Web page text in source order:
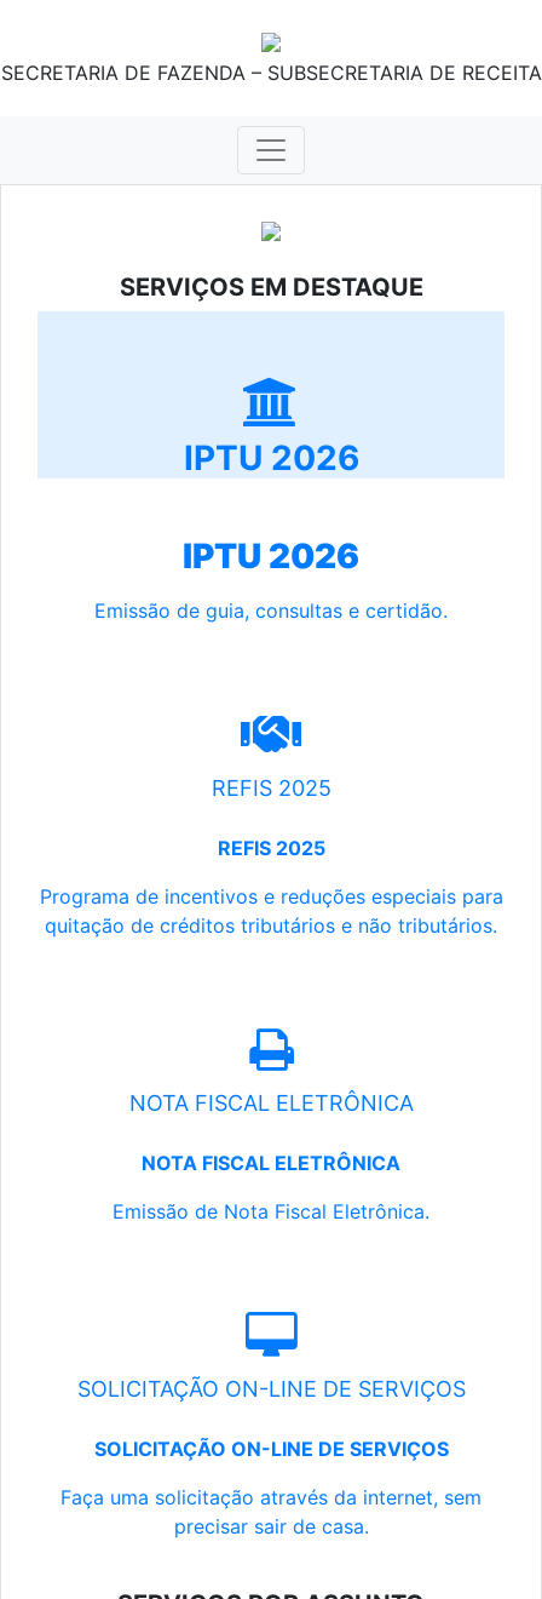
SECRETARIA DE FAZENDA – SUBSECRETARIA DE RECEITA
SERVIÇOS EM DESTAQUE
IPTU 2026
IPTU 2026
Emissão de guia, consultas e certidão.
REFIS 2025
REFIS 2025
Programa de incentivos e reduções especiais para
quitação de créditos tributários e não tributários.
NOTA FISCAL ELETRÔNICA
NOTA FISCAL ELETRÔNICA
Emissão de Nota Fiscal Eletrônica.
SOLICITAÇÃO ON-LINE DE SERVIÇOS
SOLICITAÇÃO ON-LINE DE SERVIÇOS
Faça uma solicitação através da internet, sem
precisar sair de casa.